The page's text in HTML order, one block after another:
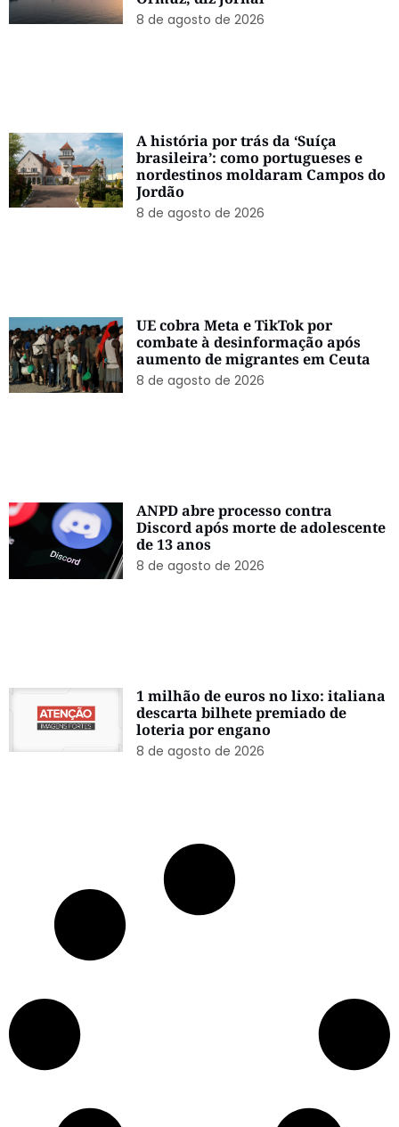
8 de agosto de 2026
A história por trás da ‘Suíça
brasileira’: como portugueses e
nordestinos moldaram Campos do
Jordão
8 de agosto de 2026
UE cobra Meta e TikTok por
combate à desinformação após
aumento de migrantes em Ceuta
8 de agosto de 2026
ANPD abre processo contra
Discord após morte de adolescente
de 13 anos
8 de agosto de 2026
1 milhão de euros no lixo: italiana
descarta bilhete premiado de
loteria por engano
8 de agosto de 2026